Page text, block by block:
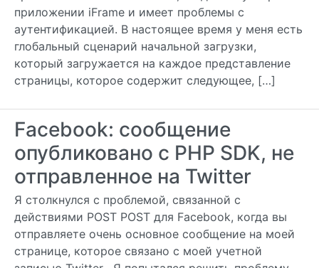
приложении iFrame и имеет проблемы с
аутентификацией. В настоящее время у меня есть
глобальный сценарий начальной загрузки,
который загружается на каждое представление
страницы, которое содержит следующее, […]
Facebook: сообщение
опубликовано с PHP SDK, не
отправленное на Twitter
Я столкнулся с проблемой, связанной с
действиями POST POST для Facebook, когда вы
отправляете очень основное сообщение на моей
странице, которое связано с моей учетной